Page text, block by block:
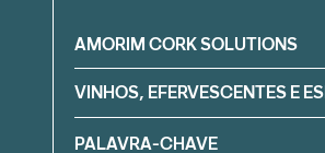
Filtrar
AMORIM CORK SOLUTIONS
VINHOS, EFERVESCENTES E